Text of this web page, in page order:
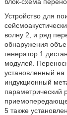
Устройство для
волну 2, и ряд
обнаружения
генератор 1
модулей.
установленный
индукционный
параметрический
5 также